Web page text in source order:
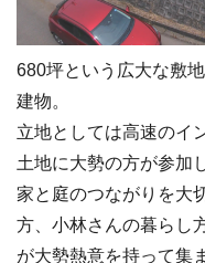
680坪という広大な敷
建物。
立地としては高速のイ
土地に大勢の方が参加
家と庭のつながりを大
方、小林さんの暮ら
が大勢熱意を持って集